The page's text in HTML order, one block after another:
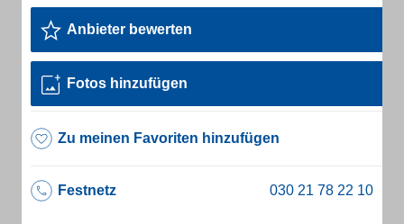
Anbieter bewerten
Fotos hinzufügen
Zu meinen Favoriten hinzufügen
Festnetz